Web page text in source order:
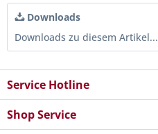
Downloads
Downloads zu diesem Artikel...
Service Hotline
Shop Service